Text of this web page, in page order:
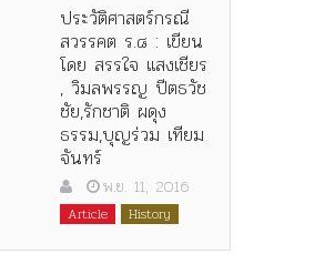
ประวัติศาสตร์กรณี
สวรรคต ร.๘ : เขียน
โดย สรรใจ แสงเชียร
, วิมลพรรญ ปีตธวัช
ชัย,รักชาติ ผดุง
ธรรม,บุญร่วม เทียม
จันทร์
พ.ย. 11, 2016
Article History